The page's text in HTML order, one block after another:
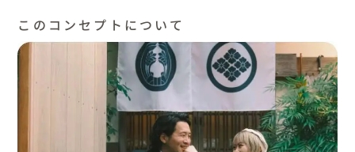
このコンセプトについて